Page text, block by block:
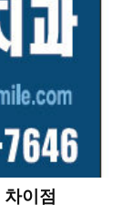
이점